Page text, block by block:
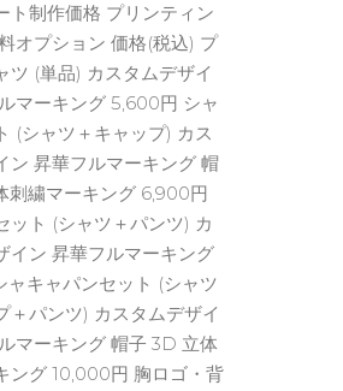
ト制作価格 プリンティン
オプション 価格(税込) プ
ツ (単品) カスタムデザイ
マーキング 5,600円 シャ
(シャツ＋キャップ) カス
ン 昇華フルマーキング 帽
刺繍マーキング 6,900円
ット (シャツ＋パンツ) カ
イン 昇華フルマーキング
ャキャパンセット (シャツ
＋パンツ) カスタムデザイ
マーキング 帽子 3D 立体
ング 10,000円 胸ロゴ・背